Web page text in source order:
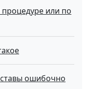
процедуре или по
ошибочно